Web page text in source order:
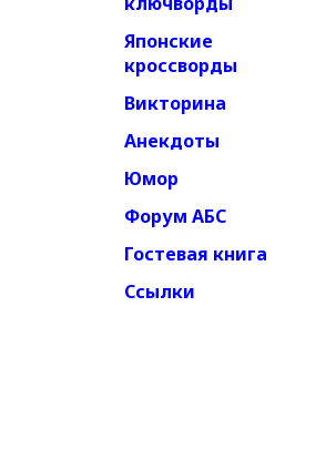
Японские
кроссворды
Викторина
Анекдоты
Юмор
Форум АБС
Гостевая книга
Ссылки